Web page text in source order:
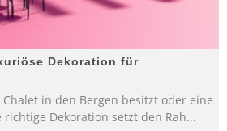
Dekoration für
in den Bergen besitzt oder eine
Dekoration setzt den Rah...